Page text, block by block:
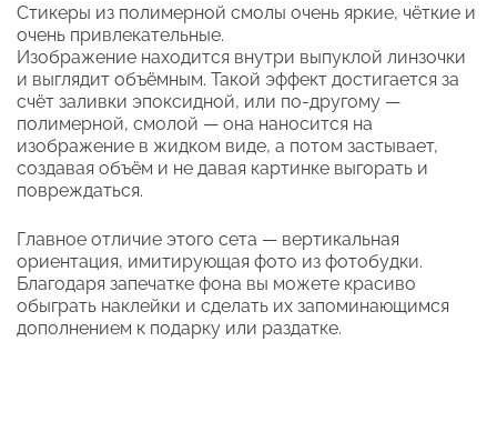
Стикеры из полимерной смолы очень яркие, чёткие и
очень привлекательные.
Изображение находится внутри выпуклой линзочки
и выглядит объёмным. Такой эффект достигается за
счёт заливки эпоксидной, или по-другому —
полимерной, смолой — она наносится на
изображение в жидком виде, а потом застывает,
создавая объём и не давая картинке выгорать и
повреждаться.
Главное отличие этого сета — вертикальная
ориентация, имитирующая фото из фотобудки.
Благодаря запечатке фона вы можете красиво
обыграть наклейки и сделать их запоминающимся
дополнением к подарку или раздатке.